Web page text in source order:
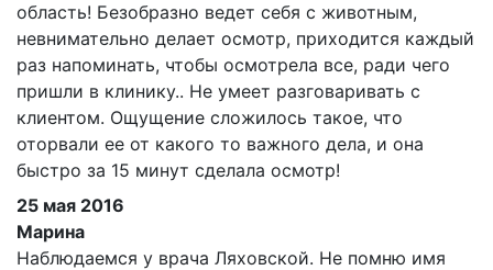
область! Безобразно ведет себя с животным,
невнимательно делает осмотр, приходится каждый
раз напоминать, чтобы осмотрела все, ради чего
пришли в клинику.. Не умеет разговаривать с
клиентом. Ощущение сложилось такое, что
оторвали ее от какого то важного дела, и она
быстро за 15 минут сделала осмотр!
25 мая 2016
Марина
Наблюдаемся у врача Ляховской. Не помню имя